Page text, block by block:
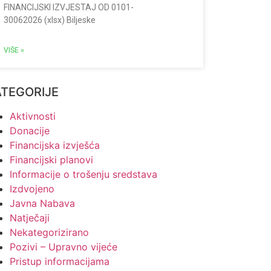
FINANCIJSKI IZVJESTAJ OD 0101-
30062026 (xlsx) Biljeske
VIŠE »
Aktivnosti
Donacije
Financijska izvješća
Financijski planovi
Informacije o trošenju sredstava
Izdvojeno
Javna Nabava
Natječaji
Nekategorizirano
Pozivi – Upravno vijeće
Pristup informacijama